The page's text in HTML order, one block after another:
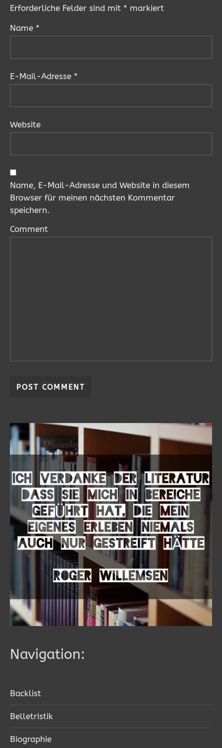
Erforderliche Felder sind mit * markiert
Name *
E-Mail-Adresse *
Website
Name, E-Mail-Adresse und Website in diesem
Browser für meinen nächsten Kommentar
speichern.
Comment
Navigation:
Backlist
Belletristik
Biographie